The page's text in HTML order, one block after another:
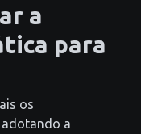
a
para
os
a